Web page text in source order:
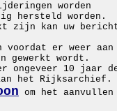
worden
hersteld worden.
zijn kan uw
voordat er weer aan
gewerkt wordt.
ongeveer 10 jaar
het Rijksarchief.
om het aanvullen